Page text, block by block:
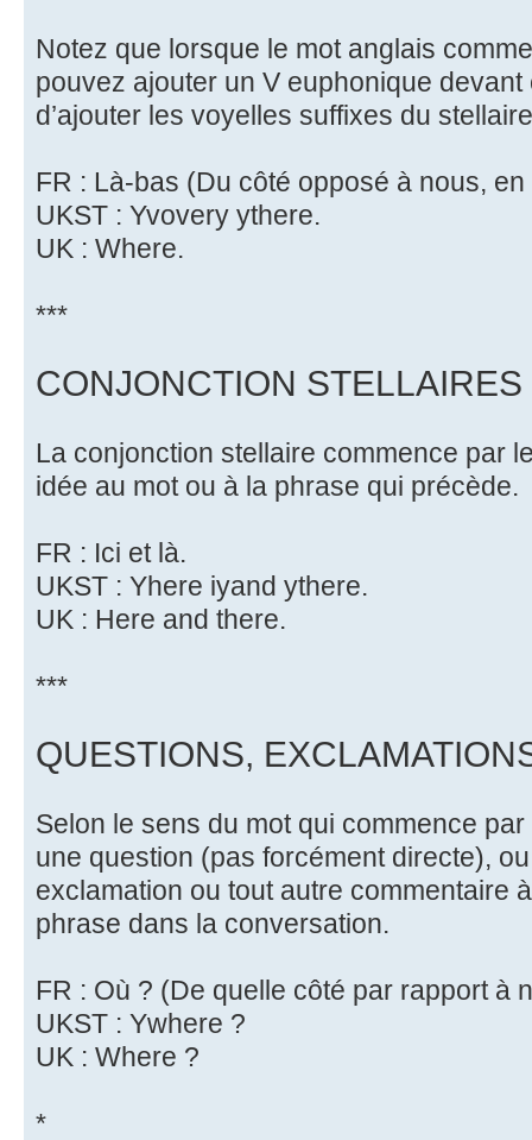
Notez que lorsque le mot anglais
pouvez ajouter un V euphonique
d’ajouter les voyelles suffixes du
FR : Là-bas (Du côté opposé à nous,
UKST : Yvovery ythere.
UK : Where.
***
CONJONCTION STELLAIRES
La conjonction stellaire commence par
idée au mot ou à la phrase qui précède.
FR : Ici et là.
UKST : Yhere iyand ythere.
UK : Here and there.
***
QUESTIONS,
Selon le sens du mot qui commence
une question (pas forcément directe),
exclamation ou tout autre commentaire
phrase dans la conversation.
FR : Où ? (De quelle côté par rapport à
UKST : Ywhere ?
UK : Where ?
*